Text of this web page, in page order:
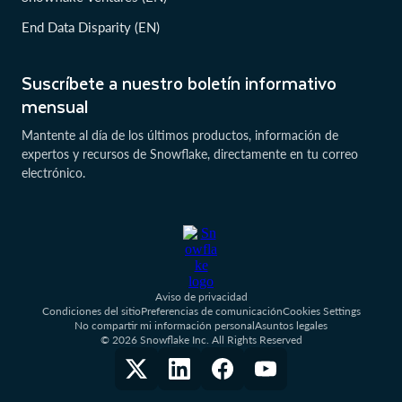
Suscríbete a nuestro boletín informativo
mensual
Mantente al día de los últimos productos, información de
expertos y recursos de Snowflake, directamente en tu correo
electrónico.
End Data Disparity (EN)
Aviso de privacidad
Condiciones del sitioPreferencias de comunicaciónCookies Settings
No compartir mi información personalAsuntos legales
© 2026 Snowflake Inc. All Rights Reserved